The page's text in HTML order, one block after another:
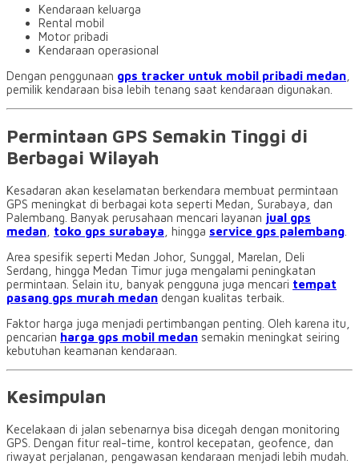
Kendaraan keluarga
Rental mobil
Motor pribadi
Kendaraan operasional
Dengan penggunaan gps tracker untuk mobil pribadi medan
pemilik kendaraan bisa lebih tenang saat kendaraan digunakan.
Permintaan GPS Semakin Tinggi di
Berbagai Wilayah
Kesadaran akan keselamatan berkendara membuat permintaan
GPS meningkat di berbagai kota seperti Medan, Surabaya, dan
Palembang. Banyak perusahaan mencari layanan jual gps
medan toko gps surabaya , hingga service gps palembang
Area spesifik seperti Medan Johor, Sunggal, Marelan, Deli
Serdang, hingga Medan Timur juga mengalami peningkatan
permintaan. Selain itu, banyak pengguna juga mencari tempat
pasang gps murah medan dengan kualitas terbaik.
Faktor harga juga menjadi pertimbangan penting. Oleh karena itu,
pencarian harga gps mobil medan semakin meningkat seiring
kebutuhan keamanan kendaraan.
Kesimpulan
Kecelakaan di jalan sebenarnya bisa dicegah dengan monitoring
GPS. Dengan fitur real-time, kontrol kecepatan, geofence, dan
riwayat perjalanan, pengawasan kendaraan menjadi lebih mudah.